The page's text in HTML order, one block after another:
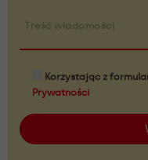
Korzystając z
Prywatności